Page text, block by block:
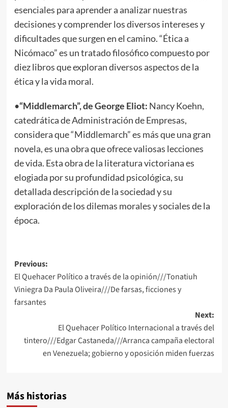
esenciales para aprender a analizar nuestras
decisiones y comprender los diversos intereses y
dificultades que surgen en el camino. “Ética a
Nicómaco” es un tratado filosófico compuesto por
diez libros que exploran diversos aspectos de la
ética y la vida moral.
•“Middlemarch”, de George Eliot: Nancy Koehn,
catedrática de Administración de Empresas,
considera que “Middlemarch” es más que una gran
novela, es una obra que ofrece valiosas lecciones
de vida. Esta obra de la literatura victoriana es
elogiada por su profundidad psicológica, su
detallada descripción de la sociedad y su
exploración de los dilemas morales y sociales de la
época.
Post
navigation
Previous:
El Quehacer Político a través de la opinión///Tonatiuh
Viniegra Da Paula Oliveira///De farsas, ficciones y
farsantes
Next:
El Quehacer Político Internacional a través del
tintero///Edgar Castaneda///Arranca campaña electoral
en Venezuela; gobierno y oposición miden fuerzas
Más historias